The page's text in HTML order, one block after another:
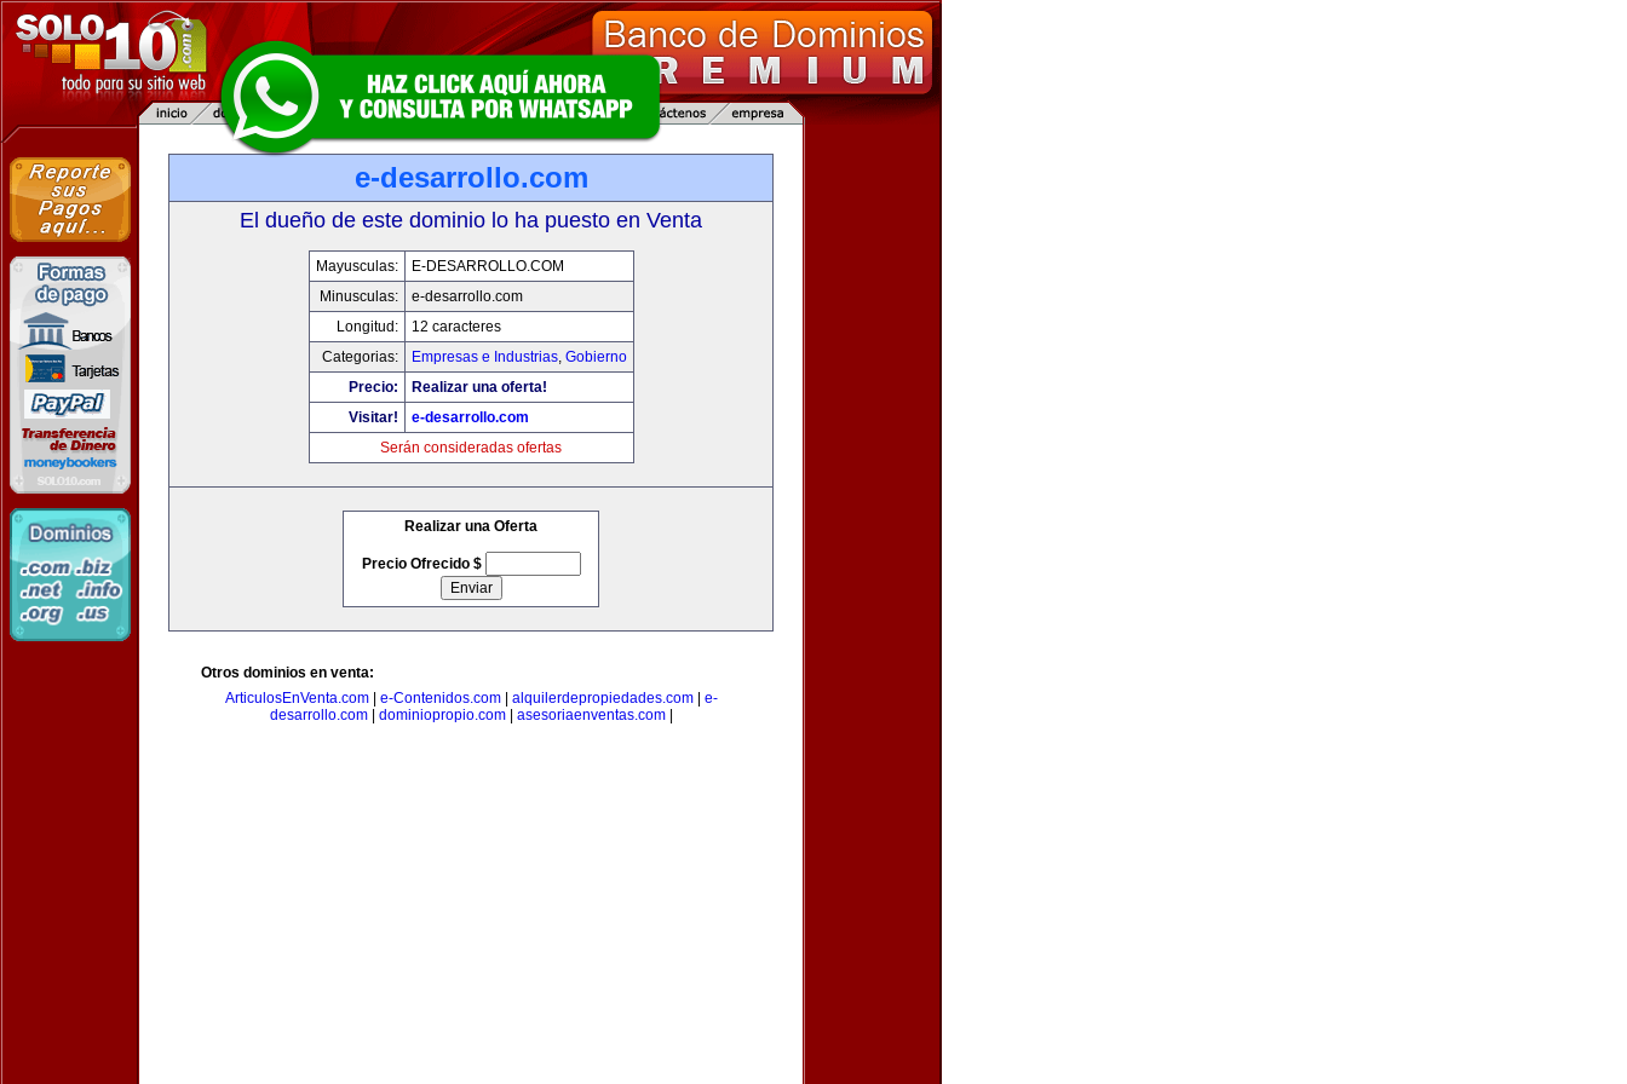
e-desarrollo.com
El dueño de este dominio lo ha puesto en Venta
Mayusculas:
E-DESARROLLO.COM
Minusculas:
e-desarrollo.com
Longitud:
12 caracteres
Categorias:
Empresas e Industrias, Gobierno
Precio:
Realizar una oferta!
Visitar!
e-desarrollo.com
Serán consideradas ofertas
Realizar una Oferta
Precio Ofrecido $
Otros dominios en venta:
ArticulosEnVenta.com| e-Contenidos.com| alquilerdepropiedades.com| e-
desarrollo.com| dominiopropio.com| asesoriaenventas.com|